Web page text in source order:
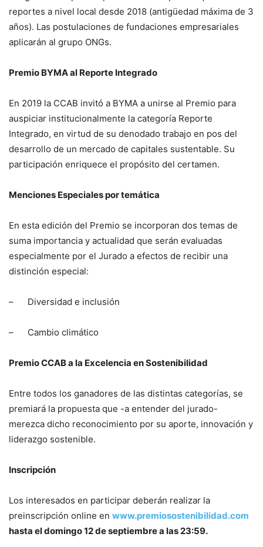
reportes a nivel local desde 2018 (antigüedad máxima de 3
años). Las postulaciones de fundaciones empresariales
aplicarán al grupo ONGs.
Premio BYMA al Reporte Integrado
En 2019 la CCAB invitó a BYMA a unirse al Premio para
auspiciar institucionalmente la categoría Reporte
Integrado, en virtud de su denodado trabajo en pos del
desarrollo de un mercado de capitales sustentable. Su
participación enriquece el propósito del certamen.
Menciones Especiales por temática
En esta edición del Premio se incorporan dos temas de
suma importancia y actualidad que serán evaluadas
especialmente por el Jurado a efectos de recibir una
distinción especial:
– Diversidad e inclusión
– Cambio climático
Premio CCAB a la Excelencia en Sostenibilidad
Entre todos los ganadores de las distintas categorías, se
premiará la propuesta que -a entender del jurado-
merezca dicho reconocimiento por su aporte, innovación y
liderazgo sostenible.
Inscripción
Los interesados en participar deberán realizar la
preinscripción online en www.premiosostenibilidad.com
hasta el domingo 12 de septiembre a las 23:59.